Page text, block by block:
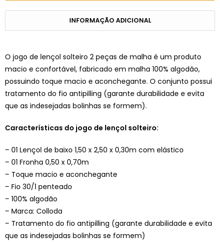
INFORMAÇÃO ADICIONAL
O jogo de lençol solteiro 2 peças de malha é um produto
macio e confortável, fabricado em malha 100% algodão,
possuindo toque macio e aconchegante. O conjunto possui
tratamento do fio antipilling (garante durabilidade e evita
que as indesejadas bolinhas se formem).
Características do jogo de lençol solteiro:
– 01 Lençol de baixo 1,50 x 2,50 x 0,30m com elástico
– 01 Fronha 0,50 x 0,70m
– Toque macio e aconchegante
– Fio 30/1 penteado
– 100% algodão
– Marca: Colloda
– Tratamento do fio antipilling (garante durabilidade e evita
que as indesejadas bolinhas se formem)